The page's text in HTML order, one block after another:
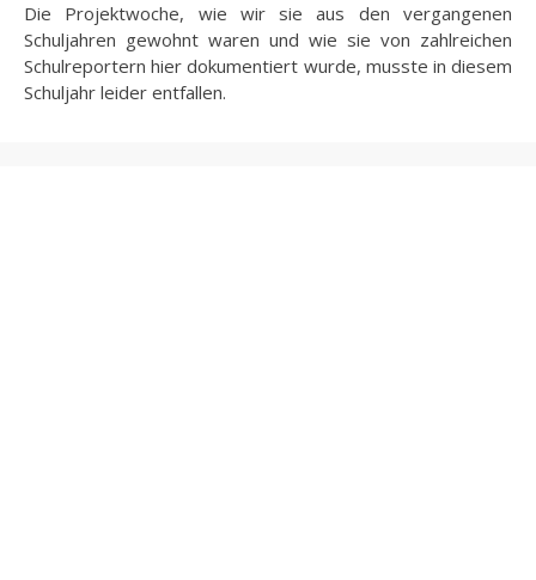
Die Projektwoche, wie wir sie aus den vergangenen
Schuljahren gewohnt waren und wie sie von zahlreichen
Schulreportern hier dokumentiert wurde, musste in diesem
Schuljahr leider entfallen.